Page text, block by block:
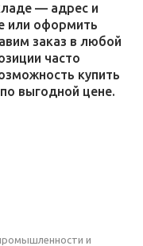
— адрес и
или оформить
заказ в любой
часто
купить
выгодной цене.
и